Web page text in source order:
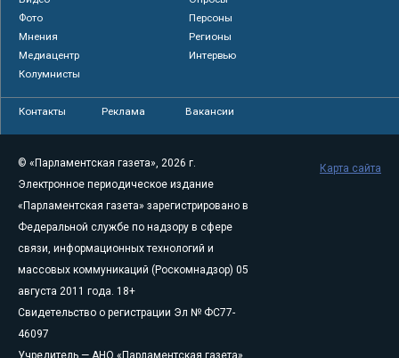
Фото
Персоны
Мнения
Регионы
Медиацентр
Интервью
Колумнисты
Контакты Реклама Вакансии
© «Парламентская газета», 2026 г.
Электронное периодическое издание
«Парламентская газета» зарегистрировано в
Федеральной службе по надзору в сфере
связи, информационных технологий и
массовых коммуникаций (Роскомнадзор) 05
августа 2011 года. 18+
Свидетельство о регистрации Эл № ФС77-
46097
Учредитель — АНО «Парламентская газета»
Карта сайта